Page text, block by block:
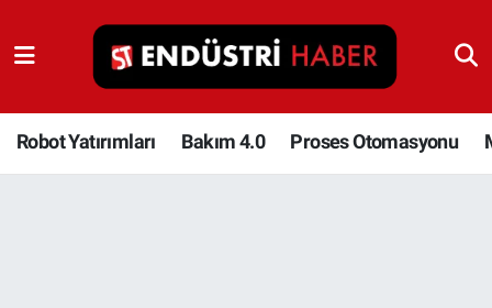
Robot Yatırımları Bakım 4.0 Proses Otomasyonu
Robot Yatırımları
Bakım 4.0